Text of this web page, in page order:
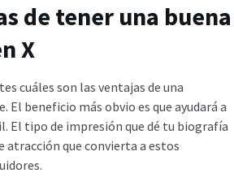
de tener una buena
X
cuáles son las ventajas de una
beneficio más obvio es que ayudará a
El tipo de impresión que dé tu biografía
atracción que convierta a estos